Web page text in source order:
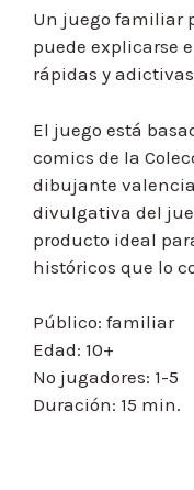
Un juego familiar
puede explicarse
rápidas y
El juego está
comics de la
dibujante
divulgativa del
producto ideal
históricos que lo
Público: familiar
Edad: 10+
No jugadores: 1-5
Duración: 15 min.